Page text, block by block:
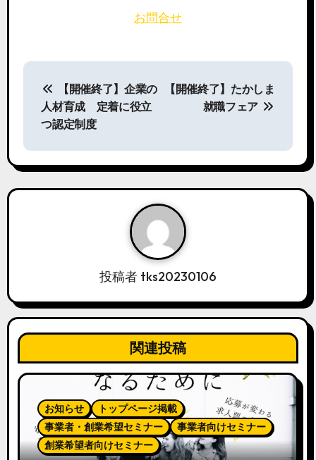
お問合せ
投
シ
ョ
【開催終了】企業の
人材育成 定着に役立
つ認定制度
【開催終了】たかしま
就職フェア
投稿者 tks20230106
関連投稿
お知らせ
トップページ掲載
事業者・創業希望セミナー
事業者向けセミナー
創業希望者向けセミナー